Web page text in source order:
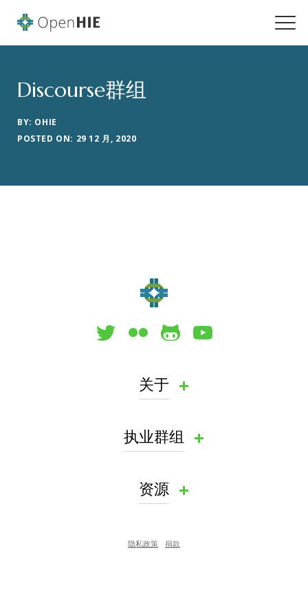
Discourse群组
BY: OHIE
POSTED ON: 29 12 月, 2020
关于
执业群组
资源
隐私政策 捐款